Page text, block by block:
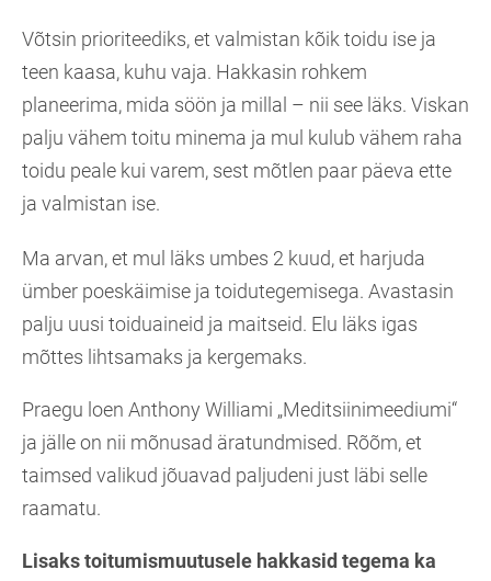
Võtsin prioriteediks, et valmistan kõik toidu ise ja
teen kaasa, kuhu vaja. Hakkasin rohkem
planeerima, mida söön ja millal – nii see läks. Viskan
palju vähem toitu minema ja mul kulub vähem raha
toidu peale kui varem, sest mõtlen paar päeva ette
ja valmistan ise.
Ma arvan, et mul läks umbes 2 kuud, et harjuda
ümber poeskäimise ja toidutegemisega. Avastasin
palju uusi toiduaineid ja maitseid. Elu läks igas
mõttes lihtsamaks ja kergemaks.
Praegu loen Anthony Williami „Meditsiinimeediumi“
ja jälle on nii mõnusad äratundmised. Rõõm, et
taimsed valikud jõuavad paljudeni just läbi selle
raamatu.
Lisaks toitumismuutusele hakkasid tegema ka